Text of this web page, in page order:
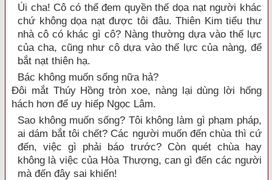
Úi cha! Cô có thể đem quyền thế dọa nạt người khác
chứ không dọa nạt được tôi đâu. Thiên Kim tiểu thư
nhà cô có khác gì cô? Nàng thường dựa vào thế lực
của cha, cũng như cô dựa vào thế lực của nàng, để
bắt nạt thiên hạ.
Bác không muốn sống nữa hả?
Đôi mắt Thúy Hồng tròn xoe, nàng lại dùng lời hống
hách hơn để uy hiếp Ngọc Lâm.
Sao không muốn sống? Tôi không làm gì phạm pháp,
ai dám bắt tôi chết? Các người muốn đến chùa thì cứ
đến, việc gì phải báo trước? Còn quét chùa hay
không là việc của Hòa Thượng, can gì đến các người
mà đến đây sai khiến!